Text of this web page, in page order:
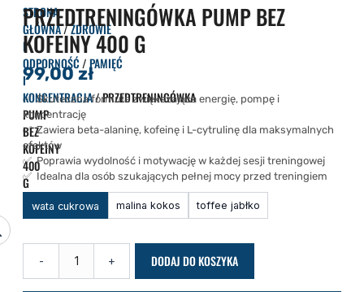
STRONA
GŁÓWNA/ZDROWIE
I
ODPORNOŚĆ /PAMIĘĆ
I
KONCENTRACJA/ PRZEDTRENINGÓWKA
PUMP
BEZ
KOFEINY
400
G
PRZEDTRENINGÓWKA PUMP BEZ
KOFEINY 400 G
99,00zł
✅ Skuteczna formuła zwiększająca energię, pompę i
koncentrację
✅ Zawiera beta-alaninę, kofeinę i L-cytrulinę dla maksymalnych
efektów
✅ Poprawia wydolność i motywację w każdej sesji treningowej
✅ Idealna dla osób szukających pełnej mocy przed treningiem
wata cukrowa malina kokos toffee jabłko
-
Przedtreningówka
400
g
+ DODAJ DO KOSZYKA